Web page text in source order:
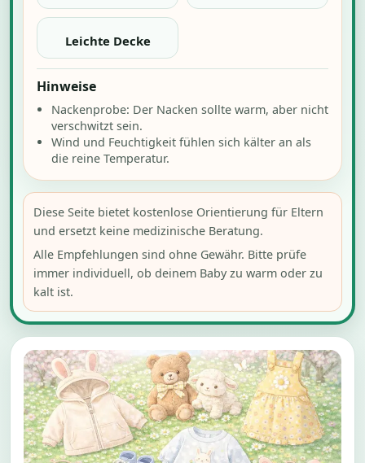
Leichte Decke
Hinweise
Nackenprobe: Der Nacken sollte warm, aber nicht
verschwitzt sein.
Wind und Feuchtigkeit fühlen sich kälter an als
die reine Temperatur.
Diese Seite bietet kostenlose Orientierung für Eltern
und ersetzt keine medizinische Beratung.
Alle Empfehlungen sind ohne Gewähr. Bitte prüfe
immer individuell, ob deinem Baby zu warm oder zu
kalt ist.